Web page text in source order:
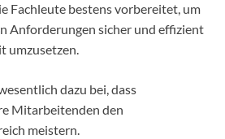
Fachleute bestens vorbereitet, um
Anforderungen sicher und effizient
umzusetzen.
dazu bei, dass
Mitarbeitenden den
meistern.